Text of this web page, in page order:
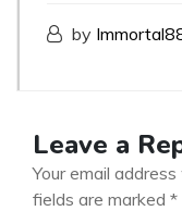
by
Leave a
Your email
fields are marked *